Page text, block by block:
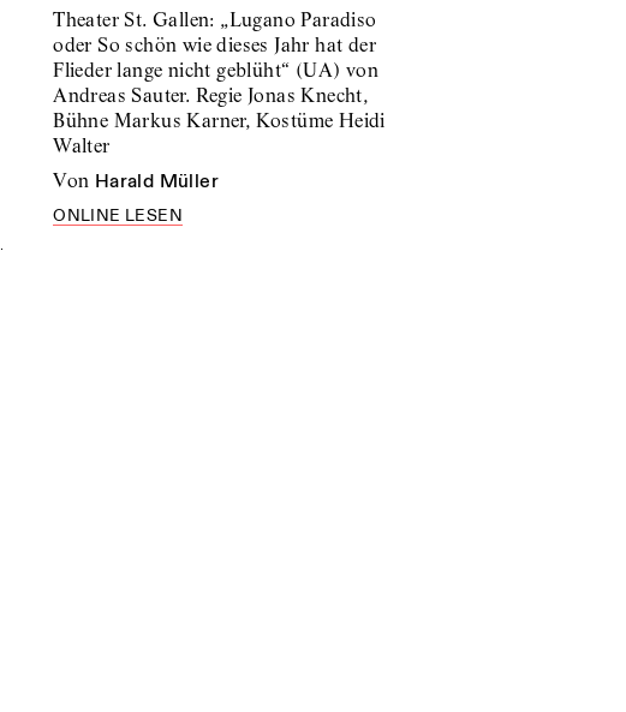
Theater St. Gallen: „Lugano Paradiso
oder So schön wie dieses Jahr hat der
Flieder lange nicht geblüht“ (UA) von
Andreas Sauter. Regie Jonas Knecht,
Bühne Markus Karner, Kostüme Heidi
Walter
von Harald Müller
ONLINE LESEN